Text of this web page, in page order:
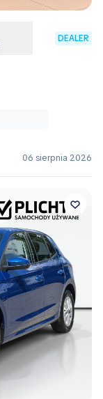
DEALER
06 sierpnia 2026